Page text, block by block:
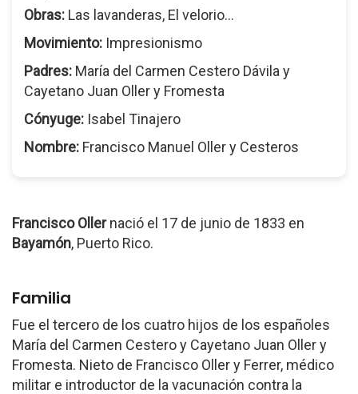
Obras: Las lavanderas, El velorio...
Movimiento: Impresionismo
Padres: María del Carmen Cestero Dávila y
Cayetano Juan Oller y Fromesta
Cónyuge: Isabel Tinajero
Nombre: Francisco Manuel Oller y Cesteros
Francisco Ollernació el 17 de junio de 1833 en
Bayamón, Puerto Rico.
Familia
Fue el tercero de los cuatro hijos de los españoles
María del Carmen Cestero y Cayetano Juan Oller y
Fromesta. Nieto de Francisco Oller y Ferrer, médico
militar e introductor de la vacunación contra la